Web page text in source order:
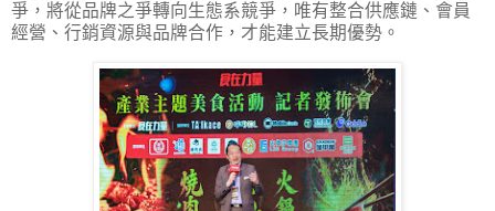
爭，將從品牌之爭轉向生態系競爭，唯有整合供應鏈、會員
經營、行銷資源與品牌合作，才能建立長期優勢。